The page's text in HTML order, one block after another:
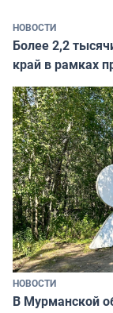
НОВОСТИ
Более 2,2
край в рамках
НОВОСТИ
В Мурманской